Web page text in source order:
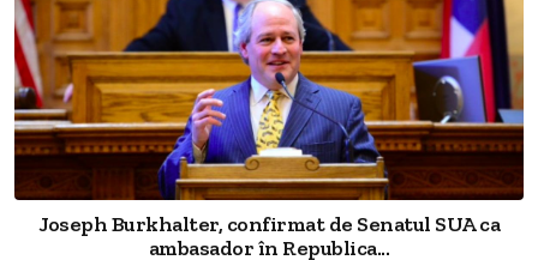
Joseph Burkhalter, confirmat de Senatul SUA ca
ambasador în Republica...